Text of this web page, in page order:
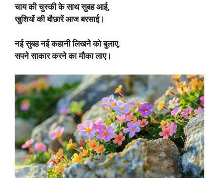
चाय की चुस्की के साथ सुबह आई,
खुशियों की बौछारें आज बरसाई।
नई सुबह नई कहानी लिखने को बुलाए,
सपने साकार करने का मौका लाए।